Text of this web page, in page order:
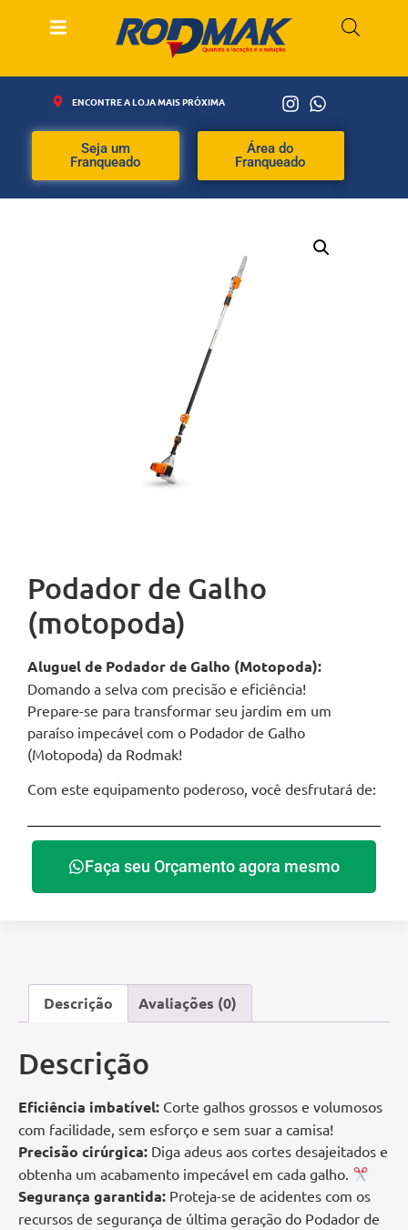
ENCONTRE A LOJA MAIS PRÓXIMA
Seja um
Franqueado
Área do
Franqueado
Podador de Galho
(motopoda)
Aluguel de Podador de Galho (Motopoda):
Domando a selva com precisão e eficiência!
Prepare-se para transformar seu jardim em um
paraíso impecável com o Podador de Galho
(Motopoda) da Rodmak!
Com este equipamento poderoso, você desfrutará de:
Faça seu Orçamento agora mesmo
Descrição Avaliações (0)
Descrição
Eficiência imbatível: Corte galhos grossos e volumosos
com facilidade, sem esforço e sem suar a camisa!
Precisão cirúrgica: Diga adeus aos cortes desajeitados e
obtenha um acabamento impecável em cada galho.
Segurança garantida: Proteja-se de acidentes com os
recursos de segurança de última geração do Podador de